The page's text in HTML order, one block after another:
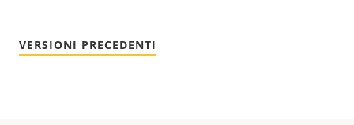
VERSIONI PRECEDENTI